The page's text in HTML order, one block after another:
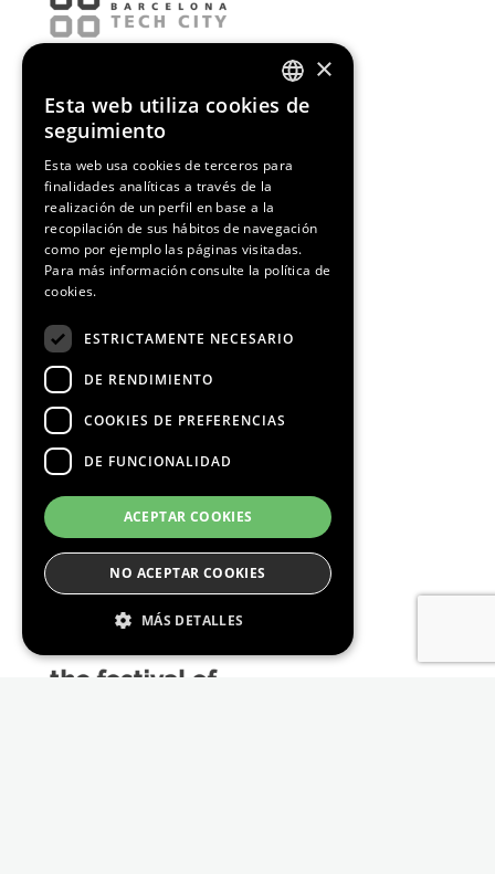
Media Partners
ENGLISH
×
Esta web utiliza cookies de
seguimiento
Esta web usa cookies de terceros para
finalidades analíticas a través de la
realización de un perfil en base a la
recopilación de sus hábitos de navegación
como por ejemplo las páginas visitadas.
Para más información consulte la política de
cookies.
ESTRICTAMENTE NECESARIO
DE RENDIMIENTO
COOKIES DE PREFERENCIAS
DE FUNCIONALIDAD
ACEPTAR COOKIES
NO ACEPTAR COOKIES
MÁS DETALLES